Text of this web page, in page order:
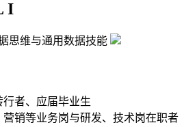
I
思维与通用数据技能
者、应届毕业生
营销等业务岗与研发、技术岗在职者